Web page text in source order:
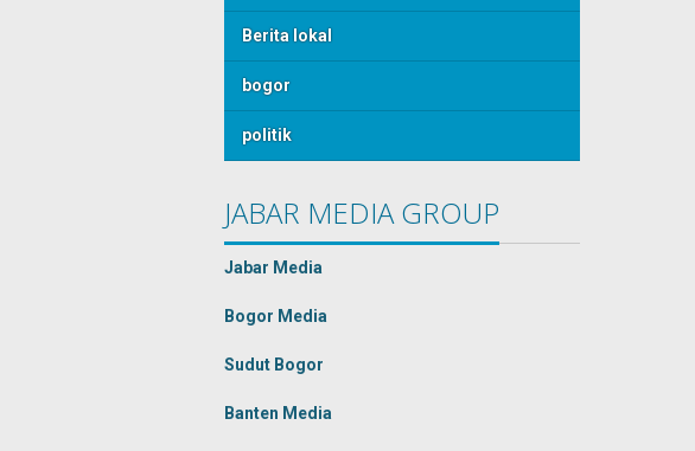
Berita lokal
bogor
politik
JABAR MEDIA GROUP
Jabar Media
Bogor Media
Sudut Bogor
Banten Media